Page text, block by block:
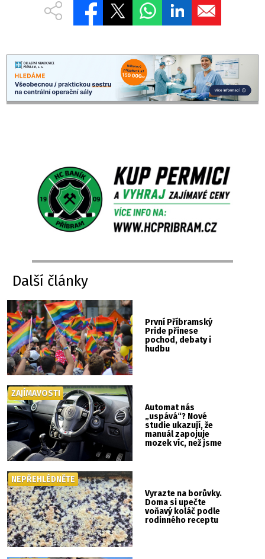
Další články
První Příbramský
Pride přinese
pochod, debaty i
hudbu
Automat nás
„uspává“? Nové
studie ukazují, že
manuál zapojuje
mozek víc, než jsme
ZAJÍMAVOSTI
Vyrazte na borůvky.
Doma si upečte
voňavý koláč podle
rodinného receptu
NEPŘEHLÉDNĚTE